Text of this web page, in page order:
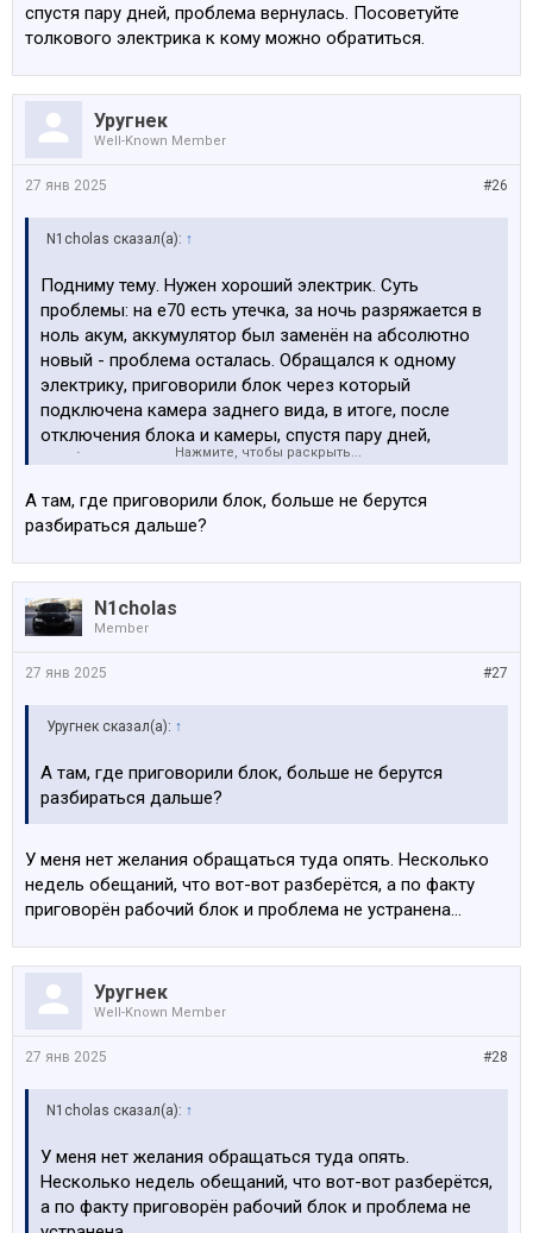
спустя пару дней, проблема вернулась. Посоветуйте
толкового электрика к кому можно обратиться.
Уругнек
Well-Known Member
#26
27 янв 2025
N1cholas сказал(а): ↑
Подниму тему. Нужен хороший электрик. Суть
проблемы: на e70 есть утечка, за ночь разряжается в
ноль акум, аккумулятор был заменён на абсолютно
новый - проблема осталась. Обращался к одному
электрику, приговорили блок через который
подключена камера заднего вида, в итоге, после
отключения блока и камеры, спустя пару дней,
проблема вернулась. Посоветуйте толкового
Нажмите, чтобы раскрыть...
А там, где приговорили блок, больше не берутся
разбираться дальше?
N1cholas
Member
#27
27 янв 2025
Уругнек сказал(а): ↑
А там, где приговорили блок, больше не берутся
разбираться дальше?
У меня нет желания обращаться туда опять. Несколько
недель обещаний, что вот-вот разберётся, а по факту
приговорён рабочий блок и проблема не устранена...
Уругнек
Well-Known Member
#28
27 янв 2025
N1cholas сказал(а): ↑
У меня нет желания обращаться туда опять.
Несколько недель обещаний, что вот-вот разберётся,
а по факту приговорён рабочий блок и проблема не